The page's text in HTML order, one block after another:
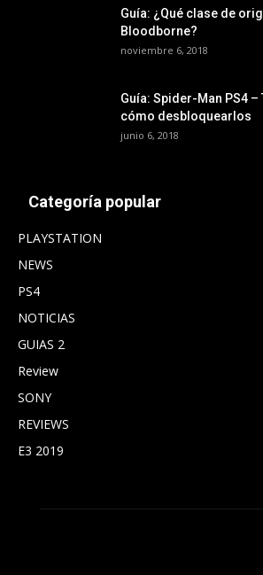
Guía: ¿Qué clase de
Bloodborne?
noviembre 6, 2018
Guía: Spider-Man PS4
cómo desbloquearlos
junio 6, 2018
Categoría popular
PLAYSTATION
NEWS
PS4
NOTICIAS
GUIAS 2
Review
SONY
REVIEWS
E3 2019